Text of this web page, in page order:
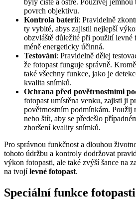
byly čisté a ostré. Používej jemnou
povrch objektivu.
Kontrola baterií: Pravidelně
ty vybité, abys zajistil nejlepší
obzvláště důležité při použití levné
méně energeticky účinná.
Testování: Pravidelně dělej
že fotopast funguje správně.
také všechny funkce, jako je
kvalita snímků.
Ochrana před povětrnostními
fotopast umístěna venku, zajisti ji
povětrnostním podmínkám. Použij
nebo štít, aby se předešlo
zhoršení kvality snímků.
Pro správnou funkčnost a dlouhou
tohoto údržbu a kontroly dodržovat
výkon fotopasti, ale také zvýší šance na
na tvojílevné fotopast.
Speciální funkce fotopasti